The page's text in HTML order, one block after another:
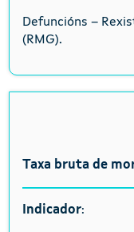
Defuncións –
(RMG).
Taxa bruta de
Indicador: